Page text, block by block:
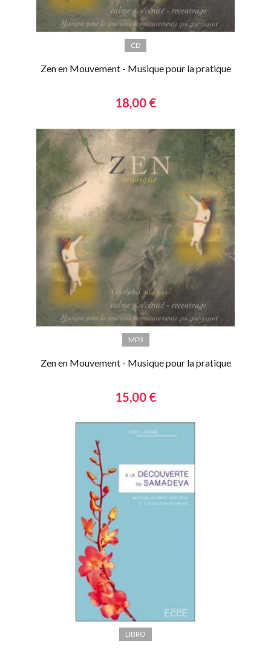
CD
Zen en Mouvement - Musique pour la pratique
18,00 €
MP3
Zen en Mouvement - Musique pour la pratique
15,00 €
LIBRO